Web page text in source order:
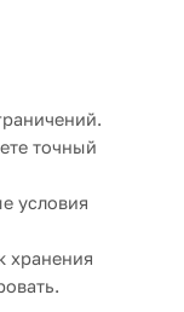
точный
условия
хранения